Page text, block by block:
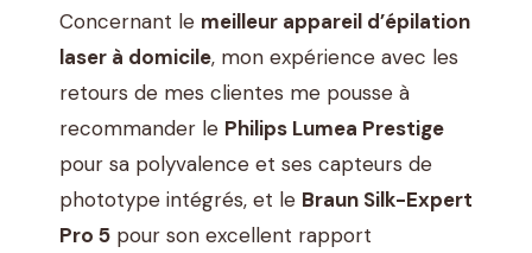
Concernant le meilleur appareil d’épilation
laser à domicile, mon expérience avec les
retours de mes clientes me pousse à
recommander le Philips Lumea Prestige
pour sa polyvalence et ses capteurs de
phototype intégrés, et le Braun Silk-Expert
Pro 5 pour son excellent rapport